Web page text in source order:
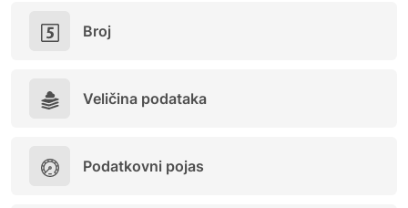
Broj
Veličina podataka
Podatkovni pojas